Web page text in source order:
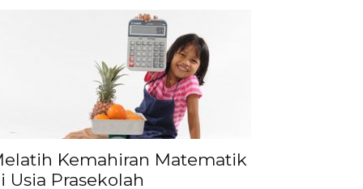
Kemahiran Matematik
Usia Prasekolah